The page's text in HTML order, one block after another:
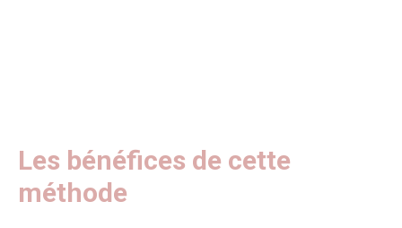
Les bénéfices de cette
méthode